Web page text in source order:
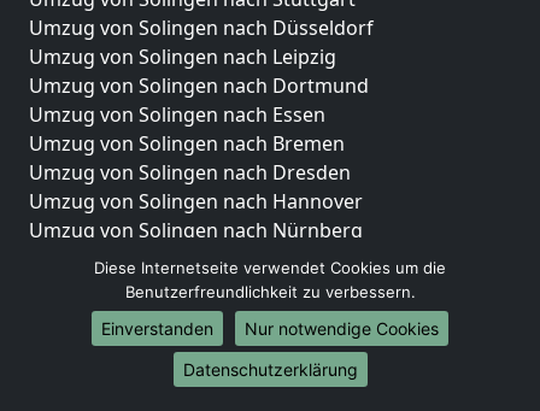
Umzug von Solingen nach Düsseldorf
Umzug von Solingen nach Leipzig
Umzug von Solingen nach Dortmund
Umzug von Solingen nach Essen
Umzug von Solingen nach Bremen
Umzug von Solingen nach Dresden
Umzug von Solingen nach Hannover
Umzug von Solingen nach Nürnberg
Umzug von Solingen nach Duisburg
Umzug von Solingen nach Bochum
Umzug von Solingen nach Wuppertal
Umzug von Solingen nach Bielefeld
Umzug von Solingen nach Bonn
Diese Internetseite verwendet Cookies um die
Benutzerfreundlichkeit zu verbessern.
Einverstanden
Nur notwendige Cookies
Datenschutzerklärung